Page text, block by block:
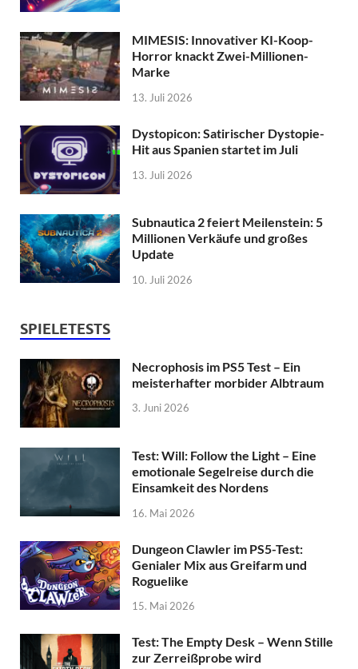
MIMESIS: Innovativer KI-Koop-
Horror knackt Zwei-Millionen-
Marke
13. Juli 2026
Dystopicon: Satirischer Dystopie-
Hit aus Spanien startet im Juli
13. Juli 2026
Subnautica 2 feiert Meilenstein: 5
Millionen Verkäufe und großes
Update
10. Juli 2026
SPIELETESTS
Necrophosis im PS5 Test – Ein
meisterhafter morbider Albtraum
3. Juni 2026
Test: Will: Follow the Light – Eine
emotionale Segelreise durch die
Einsamkeit des Nordens
16. Mai 2026
Dungeon Clawler im PS5-Test:
Genialer Mix aus Greifarm und
Roguelike
15. Mai 2026
Test: The Empty Desk – Wenn Stille
zur Zerreißprobe wird